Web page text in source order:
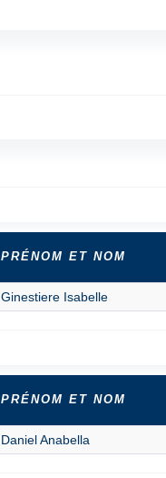
PRÉNOM ET NOM
Ginestiere Isabelle
PRÉNOM ET NOM
Daniel Anabella